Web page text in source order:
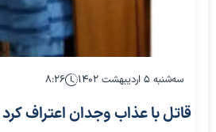
سه‌شنبه ۵ اردیبهشت ۱۴۰۲ ۸:۲۶
قاتل با عذاب وجدان اعتراف کرد